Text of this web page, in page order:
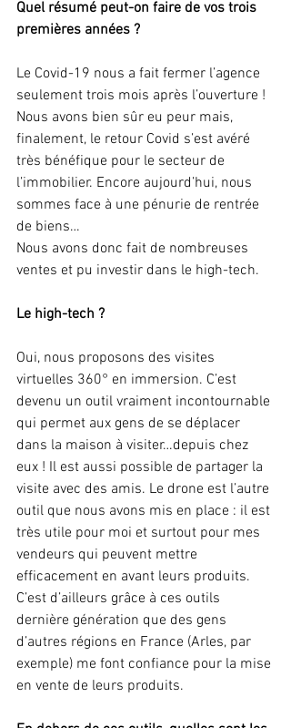
Quel résumé peut-on faire de vos trois
premières années ?
Le Covid-19 nous a fait fermer l’agence
seulement trois mois après l’ouverture !
Nous avons bien sûr eu peur mais,
finalement, le retour Covid s’est avéré
très bénéfique pour le secteur de
l’immobilier. Encore aujourd’hui, nous
sommes face à une pénurie de rentrée
de biens…
Nous avons donc fait de nombreuses
ventes et pu investir dans le high-tech.
Le high-tech ?
Oui, nous proposons des visites
virtuelles 360° en immersion. C’est
devenu un outil vraiment incontournable
qui permet aux gens de se déplacer
dans la maison à visiter…depuis chez
eux ! Il est aussi possible de partager la
visite avec des amis. Le drone est l’autre
outil que nous avons mis en place : il est
très utile pour moi et surtout pour mes
vendeurs qui peuvent mettre
efficacement en avant leurs produits.
C’est d’ailleurs grâce à ces outils
dernière génération que des gens
d’autres régions en France (Arles, par
exemple) me font confiance pour la mise
en vente de leurs produits.